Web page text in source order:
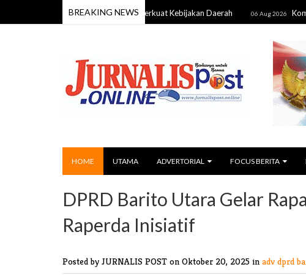
BREAKING NEWS
Rakyat DKI Jakarta untuk Perkuat Kebijakan Daerah 06 Aug 2026 Komisi I
HOME UTAMA ADVERTORIAL FOCUS BERITA
DPRD Barito Utara Gelar
Raperda Inisiatif
Posted by JURNALIS POST on Oktober 20, 2025 in adv dprd